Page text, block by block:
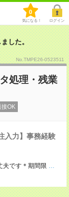
0
気になる！ ログイン
した。
No.TMPE26-0523511
処理・残業
接OK
入力】事務経験
夫です＊期間限 ...